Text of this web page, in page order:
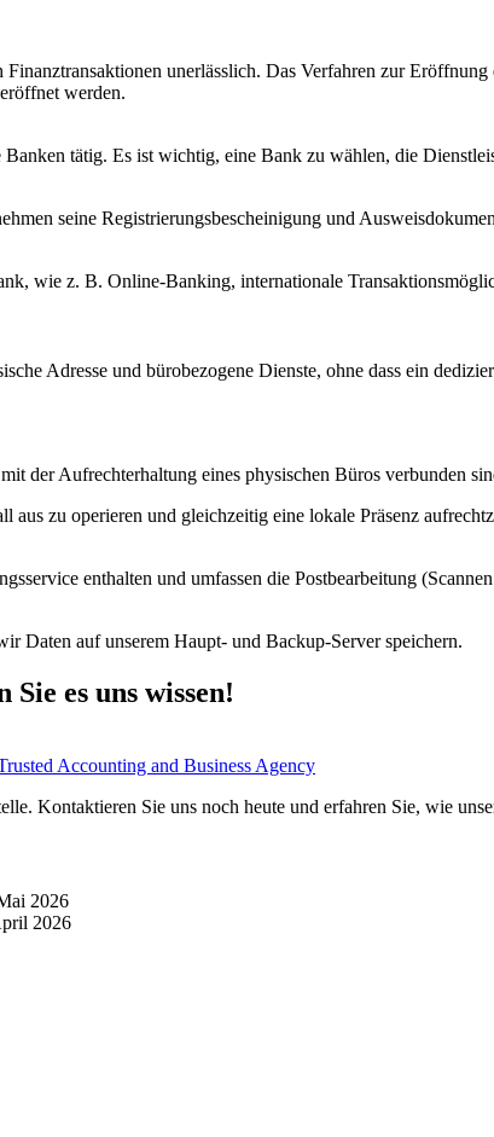
unerlässlich. Das Verfahren zur
werden.
tätig. Es ist wichtig, eine Bank zu wählen, die
seine Registrierungsbescheinigung und
wie z. B. Online-Banking, internationale
Adresse und bürobezogene Dienste, ohne dass ein
der Aufrechterhaltung eines physischen Büros verbunden
aus zu operieren und gleichzeitig eine lokale Präsenz
enthalten und umfassen die Postbearbeitung
Daten auf unserem Haupt- und Backup-Server speichern.
Sie es uns wissen!
Kontaktieren Sie uns noch heute und erfahren Sie, wie
2026
2026